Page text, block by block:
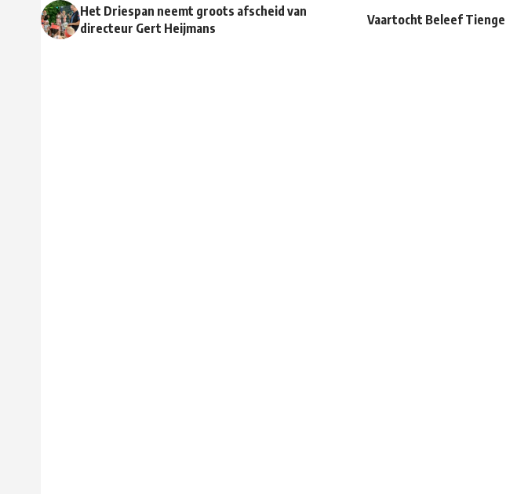
Het Driespan neemt groots afscheid van
directeur Gert Heijmans
Vaartocht Beleef